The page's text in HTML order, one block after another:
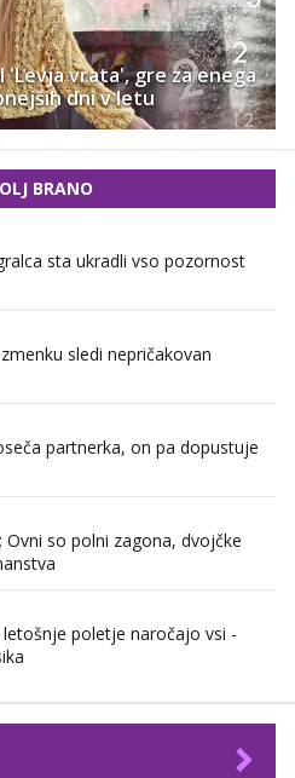
'Levja vrata', gre za enega
dni v letu
BRANO
sta ukradli vso pozornost
sledi nepričakovan
partnerka, on pa dopustuje
Ovni so polni zagona, dvojčke
poletje naročajo vsi -